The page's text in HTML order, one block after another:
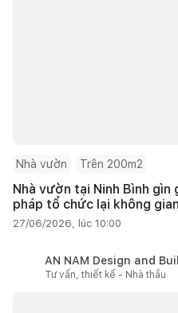
Nhà vườn Trên 200m2
Nhà vườn tại Ninh Bình
pháp tổ chức lại không gian
27/06/2026, lúc 10:00
AN NAM Design and
Tư vấn, thiết kế - Nhà thầu